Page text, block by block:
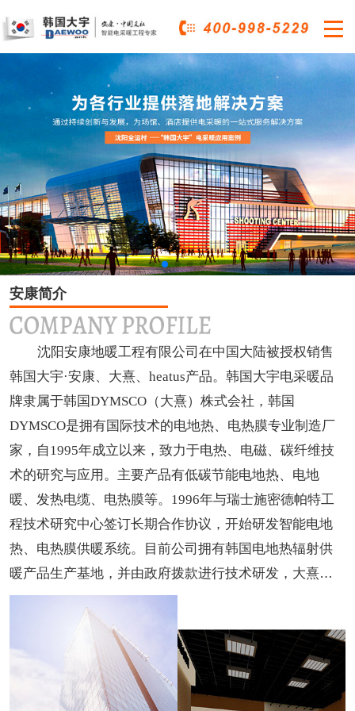

安康简介
沈阳安康地暖工程有限公司在中国大陆被授权销售
韩国大宇·安康、大熹、heatus产品。韩国大宇电采暖品
牌隶属于韩国DYMSCO（大熹）株式会社，韩国
DYMSCO是拥有国际技术的电地热、电热膜专业制造厂
家，自1995年成立以来，致力于电热、电磁、碳纤维技
术的研究与应用。主要产品有低碳节能电地热、电地
暖、发热电缆、电热膜等。1996年与瑞士施密德帕特工
程技术研究中心签订长期合作协议，开始研发智能电地
热、电热膜供暖系统。目前公司拥有韩国电地热辐射供
暖产品生产基地，并由政府拨款进行技术研发，大熹及
大宇品牌也已成为了韩国受欢迎的地暖品牌。